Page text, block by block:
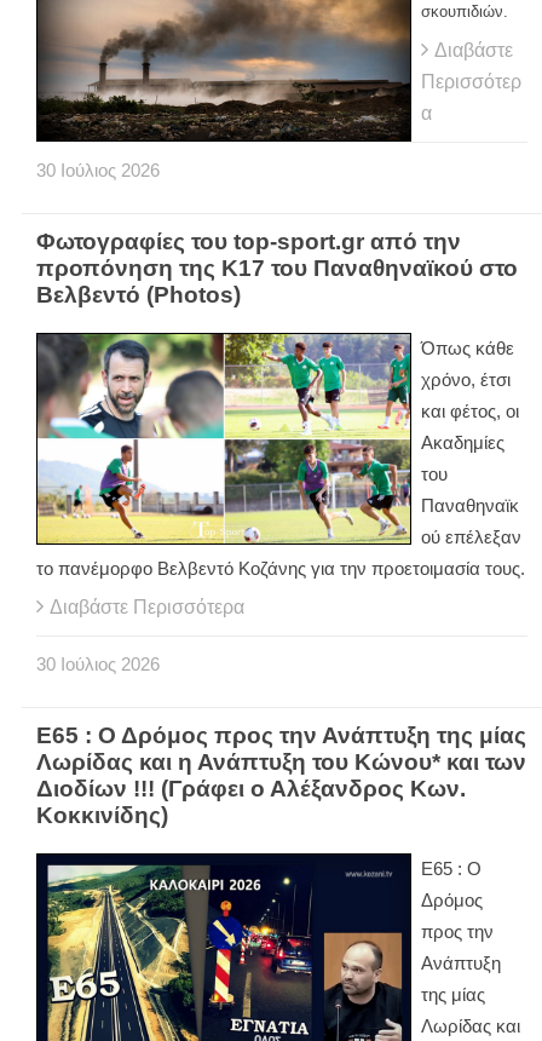
σκουπιδιών.
Διαβάστε
Περισσότερ
α
30 Ιούλιος 2026
Φωτογραφίες του top-sport.gr από την
προπόνηση της Κ17 του Παναθηναϊκού στο
Βελβεντό (Photos)
Όπως κάθε
χρόνο, έτσι
και φέτος, οι
Ακαδημίες
του
Παναθηναϊκ
ού επέλεξαν
το πανέμορφο Βελβεντό Κοζάνης για την προετοιμασία τους.
Διαβάστε Περισσότερα
30 Ιούλιος 2026
Ε65 : Ο Δρόμος προς την Ανάπτυξη της μίας
Λωρίδας και η Ανάπτυξη του Κώνου* και των
Διοδίων !!! (Γράφει ο Αλέξανδρος Κων.
Κοκκινίδης)
Ε65 : Ο
Δρόμος
προς την
Ανάπτυξη
της μίας
Λωρίδας και